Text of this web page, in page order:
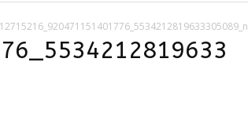
12715216_920471151401776_5534212819633305089_n